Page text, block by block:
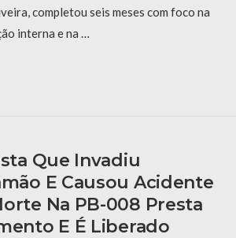
completou seis meses com foco na
interna e na …
Que Invadiu
E Causou Acidente
Na PB-008 Presta
E É Liberado